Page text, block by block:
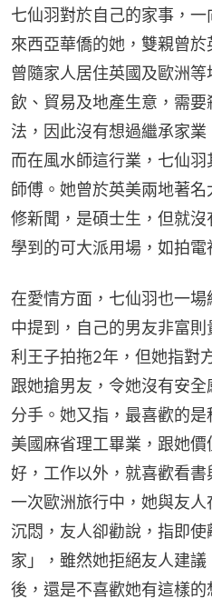
七仙羽對於自己的家事，
來西亞華僑的她，雙親曾
曾隨家人居住英國及歐洲
飲、貿易及地產生意，需
法，因此沒有想過繼承家業
而在風水師這行業，七仙
師傅。她曾於英美兩地著
修新聞，是碩士生，但就
學到的可大派用場，如拍電
在愛情方面，七仙羽也一
中提到，自己的男友非富
利王子拍拖2年，但她指對
跟她搶男友，令她沒有安
分手。她又指，最喜歡的
美國麻省理工畢業，跟她
好，工作以外，就喜歡看
一次歐洲旅行中，她與友
沉悶，友人卻勸說，指即
家」，雖然她拒絕友人建
後，還是不喜歡她有這樣的